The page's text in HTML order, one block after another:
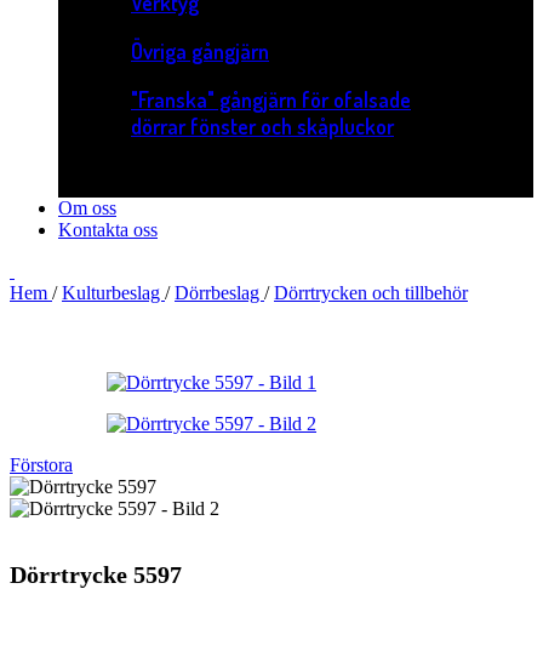
Övriga gångjärn
"Franska" gångjärn för ofalsade
dörrar fönster och skåpluckor
Om oss
Kontakta oss
Hem / Kulturbeslag / Dörrbeslag / Dörrtrycken och tillbehör
Förstora
Dörrtrycke 5597